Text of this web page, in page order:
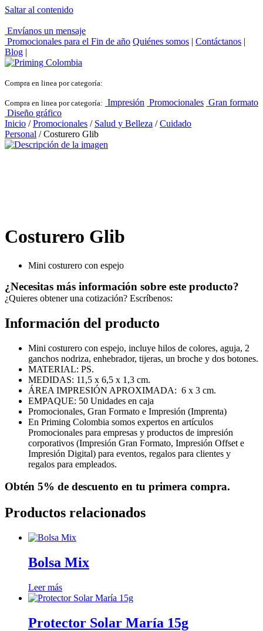
Saltar al contenido
Envíanos un mensaje
Promocionales para el Fin de año Quiénes somos | Contáctanos |
Blog |
Compra en linea por categoría:
Compra en linea por categoría: Impresión Promocionales Gran formato
Diseño gráfico
Inicio /Promocionales / Salud y Belleza /Cuidado
Personal / Costurero Glib
Costurero Glib
Mini costurero con espejo
¿Necesitas más información sobre este producto?
¿Quieres obtener una cotización? Escríbenos:
Información del producto
Mini costurero con espejo, incluye hilos de colores, aguja, 2
ganchos nodriza, enhebrador, tijeras, un broche y dos botones.
MATERIAL: PS.
MEDIDAS: 11,5 x 6,5 x 1,3 cm.
ÁREA IMPRESIÓN APROXIMADA: 6 x 3 cm.
EMPAQUE: 50 Unidades en caja
Promocionales, Gran Formato e Impresión (Imprenta)
En Priming Colombia somos expertos en artículos
Promocionales para empresas y productos de impresión
corporativos (Impresión Gran Formato, Impresión Offset e
Impresión Digital) para eventos, regalos para clientes y
regalos para empleados.
Obtén 5% de descuento en tu primera compra.
Productos relacionados
Bolsa Mix
Leer más
Protector Solar María 15g